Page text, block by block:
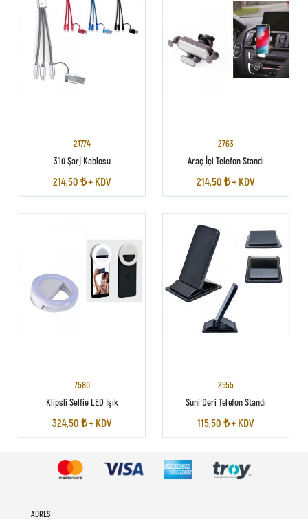
21774
3'lü Şarj Kablosu
214,50 ₺ + KDV
2763
Araç İçi Telefon Standı
214,50 ₺ + KDV
7580
Klipsli Selfie LED Işık
324,50 ₺ + KDV
2555
Suni Deri Telefon Standı
115,50 ₺ + KDV
ADRES